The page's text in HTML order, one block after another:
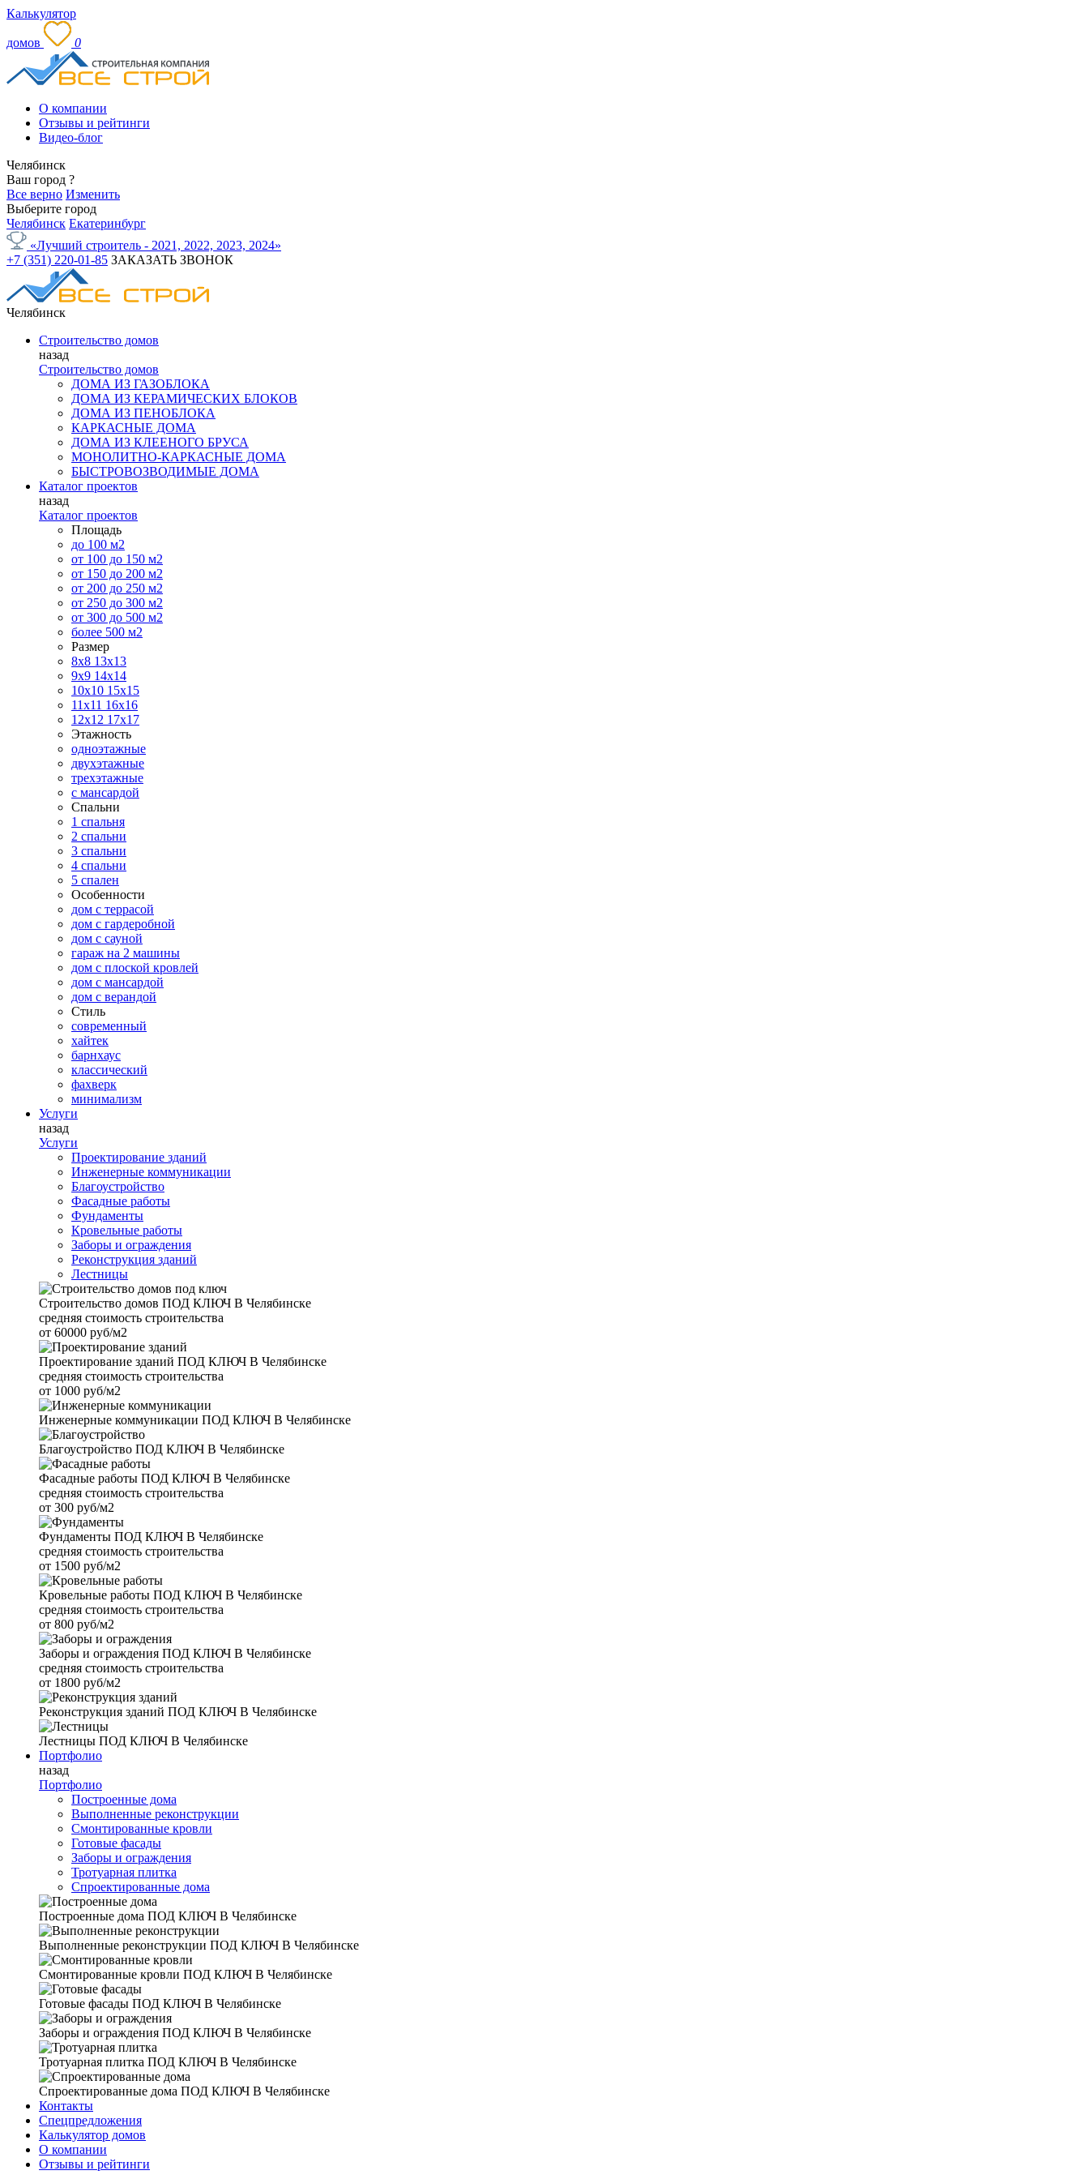
Калькулятор
домов 0
О компании
Отзывы и рейтинги
Видео-блог
Челябинск
Ваш город ?
Все верно Изменить
Выберите город
Челябинск Екатеринбург
«Лучший строитель - 2021, 2022, 2023, 2024»
+7 (351) 220-01-85 ЗАКАЗАТЬ ЗВОНОК
Челябинск
Строительство домов
назад
Строительство домов
ДОМА ИЗ ГАЗОБЛОКА
ДОМА ИЗ КЕРАМИЧЕСКИХ БЛОКОВ
ДОМА ИЗ ПЕНОБЛОКА
КАРКАСНЫЕ ДОМА
ДОМА ИЗ КЛЕЕНОГО БРУСА
МОНОЛИТНО-КАРКАСНЫЕ ДОМА
БЫСТРОВОЗВОДИМЫЕ ДОМА
Каталог проектов
назад
Каталог проектов
Площадь
до 100 м2
от 100 до 150 м2
от 150 до 200 м2
от 200 до 250 м2
от 250 до 300 м2
от 300 до 500 м2
более 500 м2
Размер
8х8 13х13
9х9 14х14
10х10 15х15
11x11 16х16
12х12 17х17
Этажность
одноэтажные
двухэтажные
трехэтажные
с мансардой
Спальни
1 спальня
2 спальни
3 спальни
4 спальни
5 спален
Особенности
дом с террасой
дом с гардеробной
дом с сауной
гараж на 2 машины
дом с плоской кровлей
дом с мансардой
дом с верандой
Стиль
современный
хайтек
барнхаус
классический
фахверк
минимализм
Услуги
назад
Услуги
Проектирование зданий
Инженерные коммуникации
Благоустройство
Фасадные работы
Фундаменты
Кровельные работы
Заборы и ограждения
Реконструкция зданий
Лестницы
Строительство домов ПОД КЛЮЧ В Челябинске
средняя стоимость строительства
от 60000 руб/м2
Проектирование зданий ПОД КЛЮЧ В Челябинске
средняя стоимость строительства
от 1000 руб/м2
Инженерные коммуникации ПОД КЛЮЧ В Челябинске
Благоустройство ПОД КЛЮЧ В Челябинске
Фасадные работы ПОД КЛЮЧ В Челябинске
средняя стоимость строительства
от 300 руб/м2
Фундаменты ПОД КЛЮЧ В Челябинске
средняя стоимость строительства
от 1500 руб/м2
Кровельные работы ПОД КЛЮЧ В Челябинске
средняя стоимость строительства
от 800 руб/м2
Заборы и ограждения ПОД КЛЮЧ В Челябинске
средняя стоимость строительства
от 1800 руб/м2
Реконструкция зданий ПОД КЛЮЧ В Челябинске
Лестницы ПОД КЛЮЧ В Челябинске
Портфолио
назад
Портфолио
Построенные дома
Выполненные реконструкции
Смонтированные кровли
Готовые фасады
Заборы и ограждения
Тротуарная плитка
Спроектированные дома
Построенные дома ПОД КЛЮЧ В Челябинске
Выполненные реконструкции ПОД КЛЮЧ В Челябинске
Смонтированные кровли ПОД КЛЮЧ В Челябинске
Готовые фасады ПОД КЛЮЧ В Челябинске
Заборы и ограждения ПОД КЛЮЧ В Челябинске
Тротуарная плитка ПОД КЛЮЧ В Челябинске
Спроектированные дома ПОД КЛЮЧ В Челябинске
Контакты
Спецпредложения
Калькулятор домов
О компании
Отзывы и рейтинги